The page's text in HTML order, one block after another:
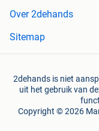
Over 2dehands
Sitemap
2dehands is niet
uit het gebruik van
Copyright © 2026